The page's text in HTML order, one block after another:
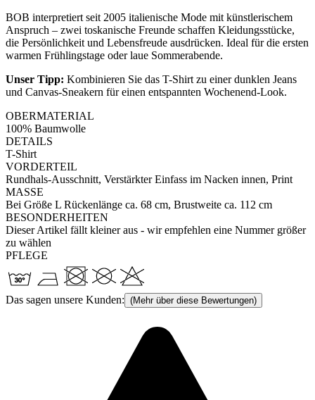
BOB interpretiert seit 2005 italienische Mode mit künstlerischem
Anspruch – zwei toskanische Freunde schaffen Kleidungsstücke,
die Persönlichkeit und Lebensfreude ausdrücken. Ideal für die ersten
warmen Frühlingstage oder laue Sommerabende.
Unser Tipp: Kombinieren Sie das T-Shirt zu einer dunklen Jeans
und Canvas-Sneakern für einen entspannten Wochenend-Look.
OBERMATERIAL
100% Baumwolle
DETAILS
T-Shirt
VORDERTEIL
Rundhals-Ausschnitt, Verstärkter Einfass im Nacken innen, Print
MASSE
Bei Größe L Rückenlänge ca. 68 cm, Brustweite ca. 112 cm
BESONDERHEITEN
Dieser Artikel fällt kleiner aus - wir empfehlen eine Nummer größer
zu wählen
PFLEGE
Das sagen unsere Kunden: (Mehr über diese Bewertungen)